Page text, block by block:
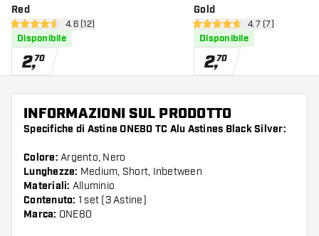
Red
apri pannello recensioni
4.6 stelle di valutazione
4.6 (12)
Disponibile
2,70
Gold
apri pannello
4.7 stelle di valutazione
4.7 (7)
Disponibile
2,70
INFORMAZIONI SUL PRODOTTO
Specifiche di Astine ONE80 TC Alu Astines Black Silver:
Colore: Argento, Nero
Lunghezze: Medium, Short, Inbetween
Materiali: Alluminio
Contenuto: 1 set (3 Astine)
Marca: ONE80